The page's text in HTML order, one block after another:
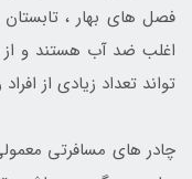
فصل های بهار ، تابستان
اغلب ضد آب هستند و از
تواند تعداد زیادی از
چادر های مسافرتی